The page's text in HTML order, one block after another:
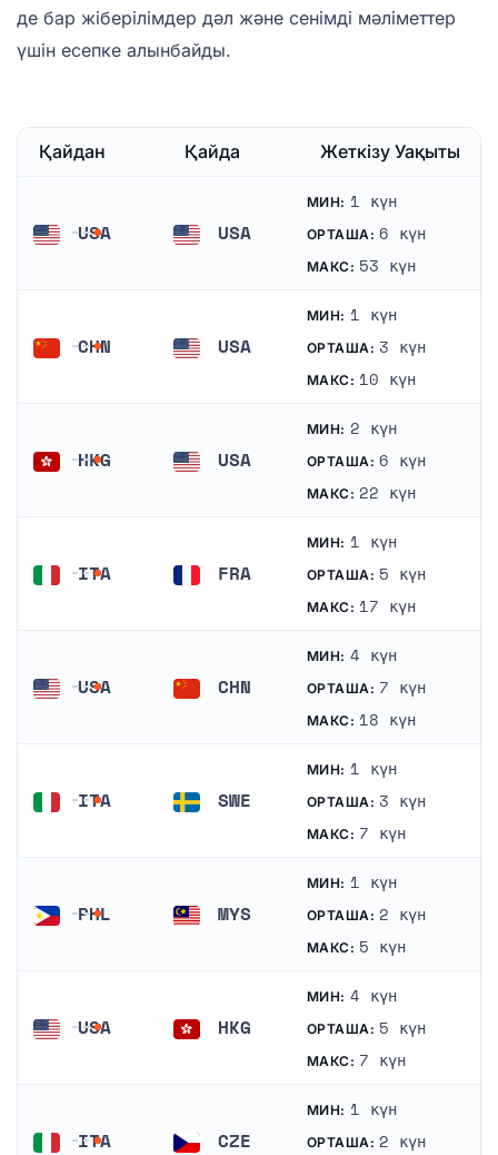
де бар жіберілімдер дәл және сенімді мәліметтер
үшін есепке алынбайды.
Қайдан Қайда Жеткізу Уақыты
USA USA
МИН: 1 күн
ОРТАША: 6 күн
МАКС: 53 күн
CHN USA
МИН: 1 күн
ОРТАША: 3 күн
МАКС: 10 күн
HKG USA
МИН: 2 күн
ОРТАША: 6 күн
МАКС: 22 күн
ITA FRA
МИН: 1 күн
ОРТАША: 5 күн
МАКС: 17 күн
USA CHN
МИН: 4 күн
ОРТАША: 7 күн
МАКС: 18 күн
ITA SWE
МИН: 1 күн
ОРТАША: 3 күн
МАКС: 7 күн
PHL MYS
МИН: 1 күн
ОРТАША: 2 күн
МАКС: 5 күн
USA HKG
МИН: 4 күн
ОРТАША: 5 күн
МАКС: 7 күн
ITA CZE
МИН: 1 күн
ОРТАША: 2 күн